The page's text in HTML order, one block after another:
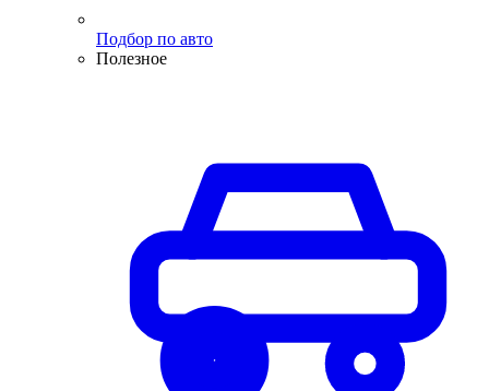
Подбор по авто
Полезное